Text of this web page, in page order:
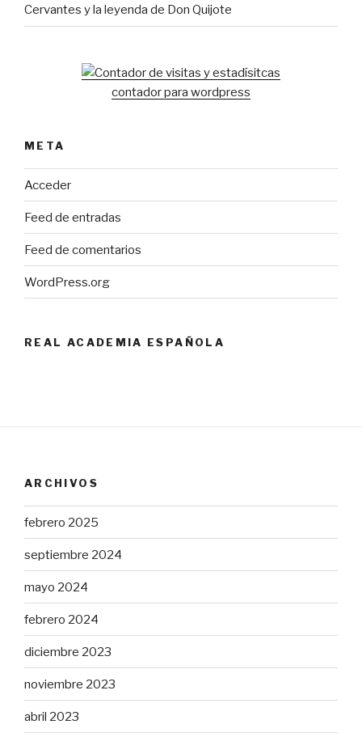
Cervantes y la leyenda de Don Quijote
contador para wordpress
META
Acceder
Feed de entradas
Feed de comentarios
WordPress.org
REAL ACADEMIA ESPAÑOLA
ARCHIVOS
febrero 2025
septiembre 2024
mayo 2024
febrero 2024
diciembre 2023
noviembre 2023
abril 2023